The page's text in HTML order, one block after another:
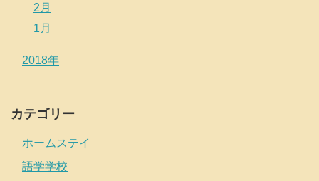
2月
1月
2018年
カテゴリー
ホームステイ
語学学校